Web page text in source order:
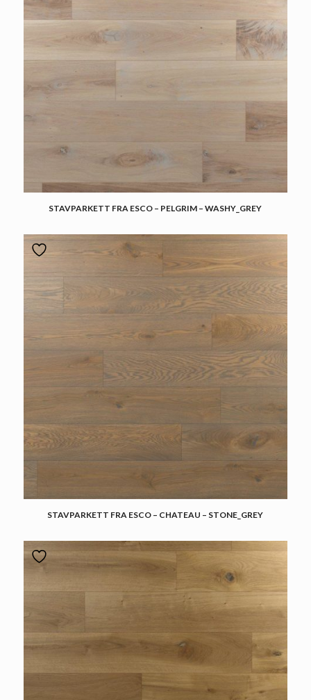
STAVPARKETT FRA ESCO – PELGRIM – WASHY_GREY
STAVPARKETT FRA ESCO – CHATEAU – STONE_GREY